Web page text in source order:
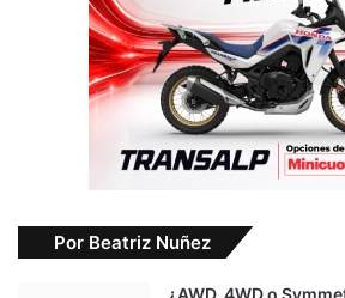
Por Beatriz Nuñez
¿AWD, 4WD o